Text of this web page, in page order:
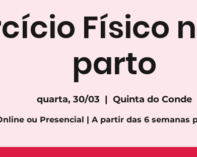
Físico
parto
quarta, 30/03
  |
Quinta do Conde
ou Presencial | A partir das 6 semanas